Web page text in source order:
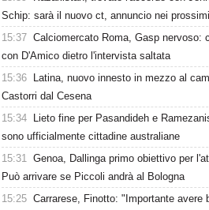
Schip: sarà il nuovo ct, annuncio nei
15:37 Calciomercato Roma, Gasp nervoso:
con D'Amico dietro l'intervista saltata
15:36
Latina, nuovo innesto in mezzo al
Castorri dal Cesena
15:34
Lieto fine per Pasandideh e
sono ufficialmente cittadine australiane
15:31 Genoa, Dallinga primo obiettivo per
Può arrivare se Piccoli andrà al Bologna
15:25 Carrarese, Finotto: "Importante avere